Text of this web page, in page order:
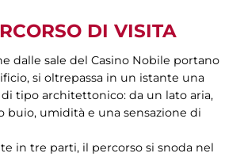
DI VISITA
dalle sale del Casino Nobile portano
si oltrepassa in un istante una
tipo architettonico: da un lato aria,
buio, umidità e una sensazione di
in tre parti, il percorso si snoda nel